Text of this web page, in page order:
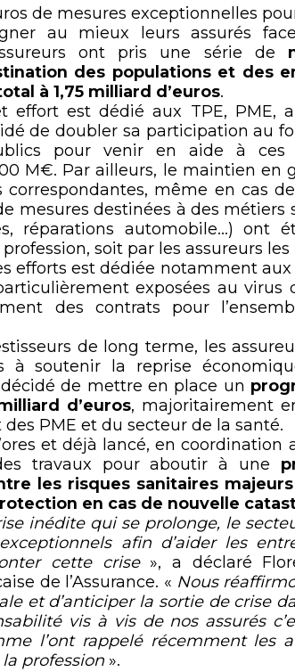
de mesures exceptionnelles
au mieux leurs assurés
ont pris une série de
des populations et des
à 1,75 milliard d’euros.
effort est dédié aux TPE, PME,
de doubler sa participation au
pour venir en aide à ces
M€. Par ailleurs, le maintien en
correspondantes, même en cas
mesures destinées à des
réparations automobile…) ont
profession, soit par les assureurs
efforts est dédiée notamment
exposées au
des contrats pour
de long terme, les
à soutenir la reprise
de mettre en place un
d’euros, majoritairement
des PME et du secteur de la santé.
et déjà lancé, en
travaux pour aboutir à une
les risques sanitaires
en cas de nouvelle
inédite qui se prolonge, le
afin d’aider les
cette crise», a déclaré
de l’Assurance. « Nous
et d’anticiper la sortie de crise
vis à vis de nos assurés
l’ont rappelé récemment les
profession ».